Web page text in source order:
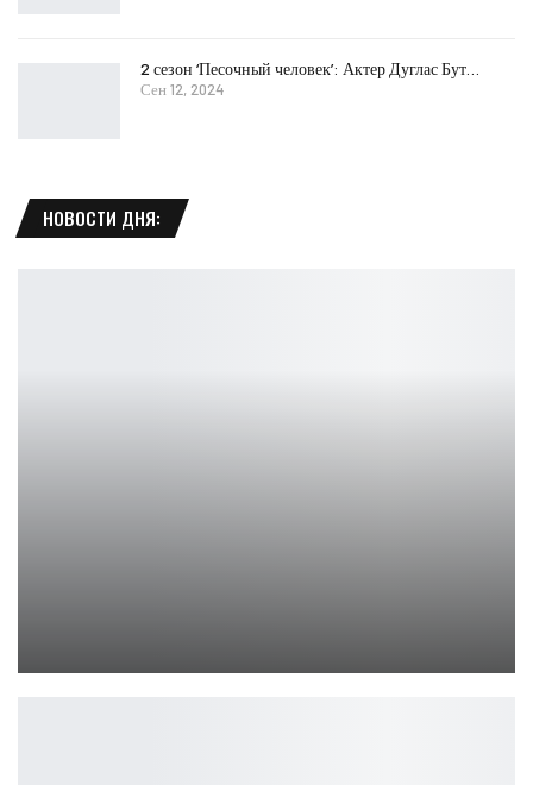
2 сезон ‘Песочный человек’: Актер Дуглас Бут…
Сен 12, 2024
НОВОСТИ ДНЯ: